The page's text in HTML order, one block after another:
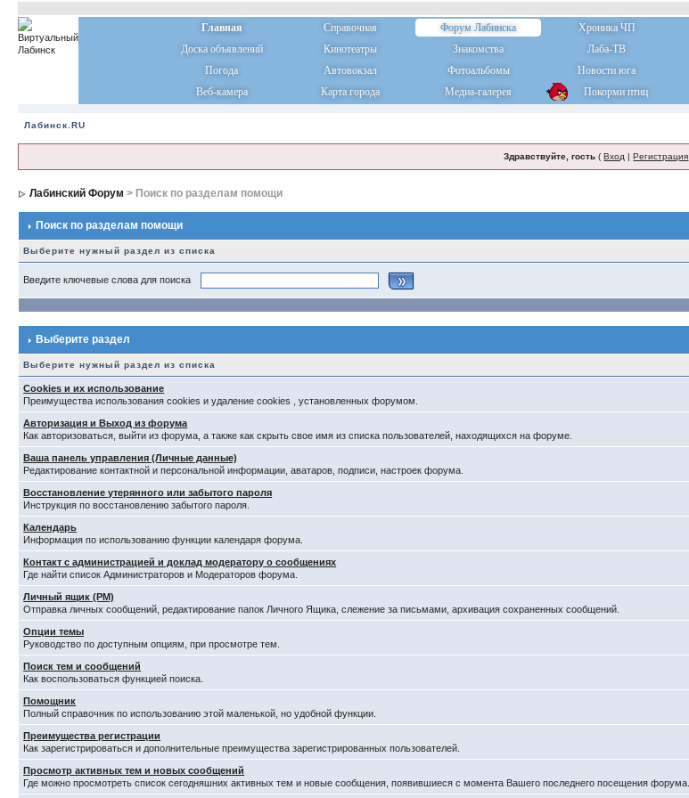
Главная Справочная Форум Лабинска
Хроника ЧП
Доска объявлений
Кинотеатры Знакомства
Лаба-ТВ
Погода
Автовокзал Фотоальбомы
Новости юга
Веб-камера
Карта города Медиа-галерея Покорми птиц
Лабинск.RU
Здравствуйте, гость (Вход |Регистрация
Лабинский Форум > Поиск по разделам помощи
Поиск по разделам помощи
Выберите нужный раздел из списка
Введите ключевые слова для поиска
Выберите раздел
Выберите нужный раздел из списка
Cookies и их использование
Преимущества использования cookies и удаление cookies , установленных форумом.
Авторизация и Выход из форума
Как авторизоваться, выйти из форума, а также как скрыть свое имя из списка пользователей, находящихся на форуме.
Ваша панель управления (Личные данные)
Редактирование контактной и персональной информации, аватаров, подписи, настроек форума.
Восстановление утерянного или забытого пароля
Инструкция по восстановлению забытого пароля.
Календарь
Информация по использованию функции календаря форума.
Контакт с администрацией и доклад модератору о сообщениях
Где найти список Администраторов и Модераторов форума.
Личный ящик (PM)
Отправка личных сообщений, редактирование папок Личного Ящика, слежение за письмами, архивация сохраненных сообщений.
Опции темы
Руководство по доступным опциям, при просмотре тем.
Поиск тем и сообщений
Как воспользоваться функцией поиска.
Помощник
Полный справочник по использованию этой маленькой, но удобной функции.
Преимущества регистрации
Как зарегистрироваться и дополнительные преимущества зарегистрированных пользователей.
Просмотр активных тем и новых сообщений
Где можно просмотреть список сегодняшних активных тем и новые сообщения, появившиеся с момента Вашего последнего посещения форума.